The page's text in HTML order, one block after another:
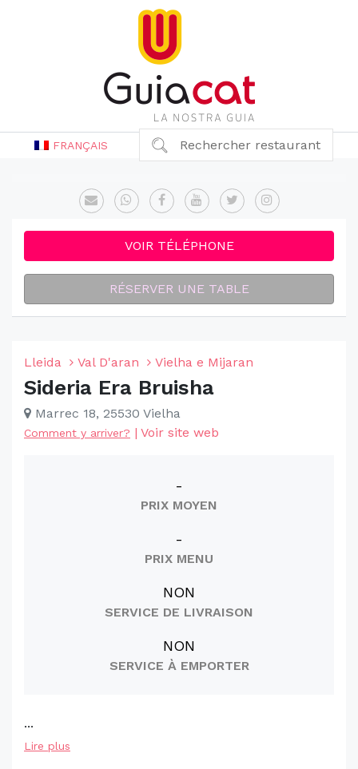
FRANÇAIS Rechercher restaurant
VOIR TÉLÉPHONE
RÉSERVER UNE TABLE
Lleida Val D'aran Vielha e Mijaran
Sideria Era Bruisha
Marrec 18, 25530 Vielha
Comment y arriver? | Voir site web
-
PRIX MOYEN
-
PRIX MENU
NON
SERVICE DE LIVRAISON
NON
SERVICE À EMPORTER
...
Lire plus